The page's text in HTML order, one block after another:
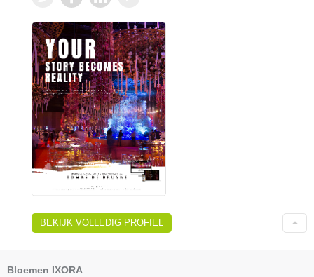
BEKIJK VOLLEDIG PROFIEL
Bloemen IXORA